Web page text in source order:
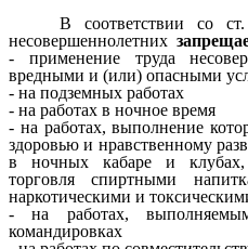
В соответствии со
несовершеннолетних
- применение труда
вредными и (или) опасными
- на подземных работах
- на работах в ночное время
- на работах, выполнение
здоровью и нравственному
в ночных кабаре и клубах,
торговля спиртными
наркотическими и
- на работах,
командировках